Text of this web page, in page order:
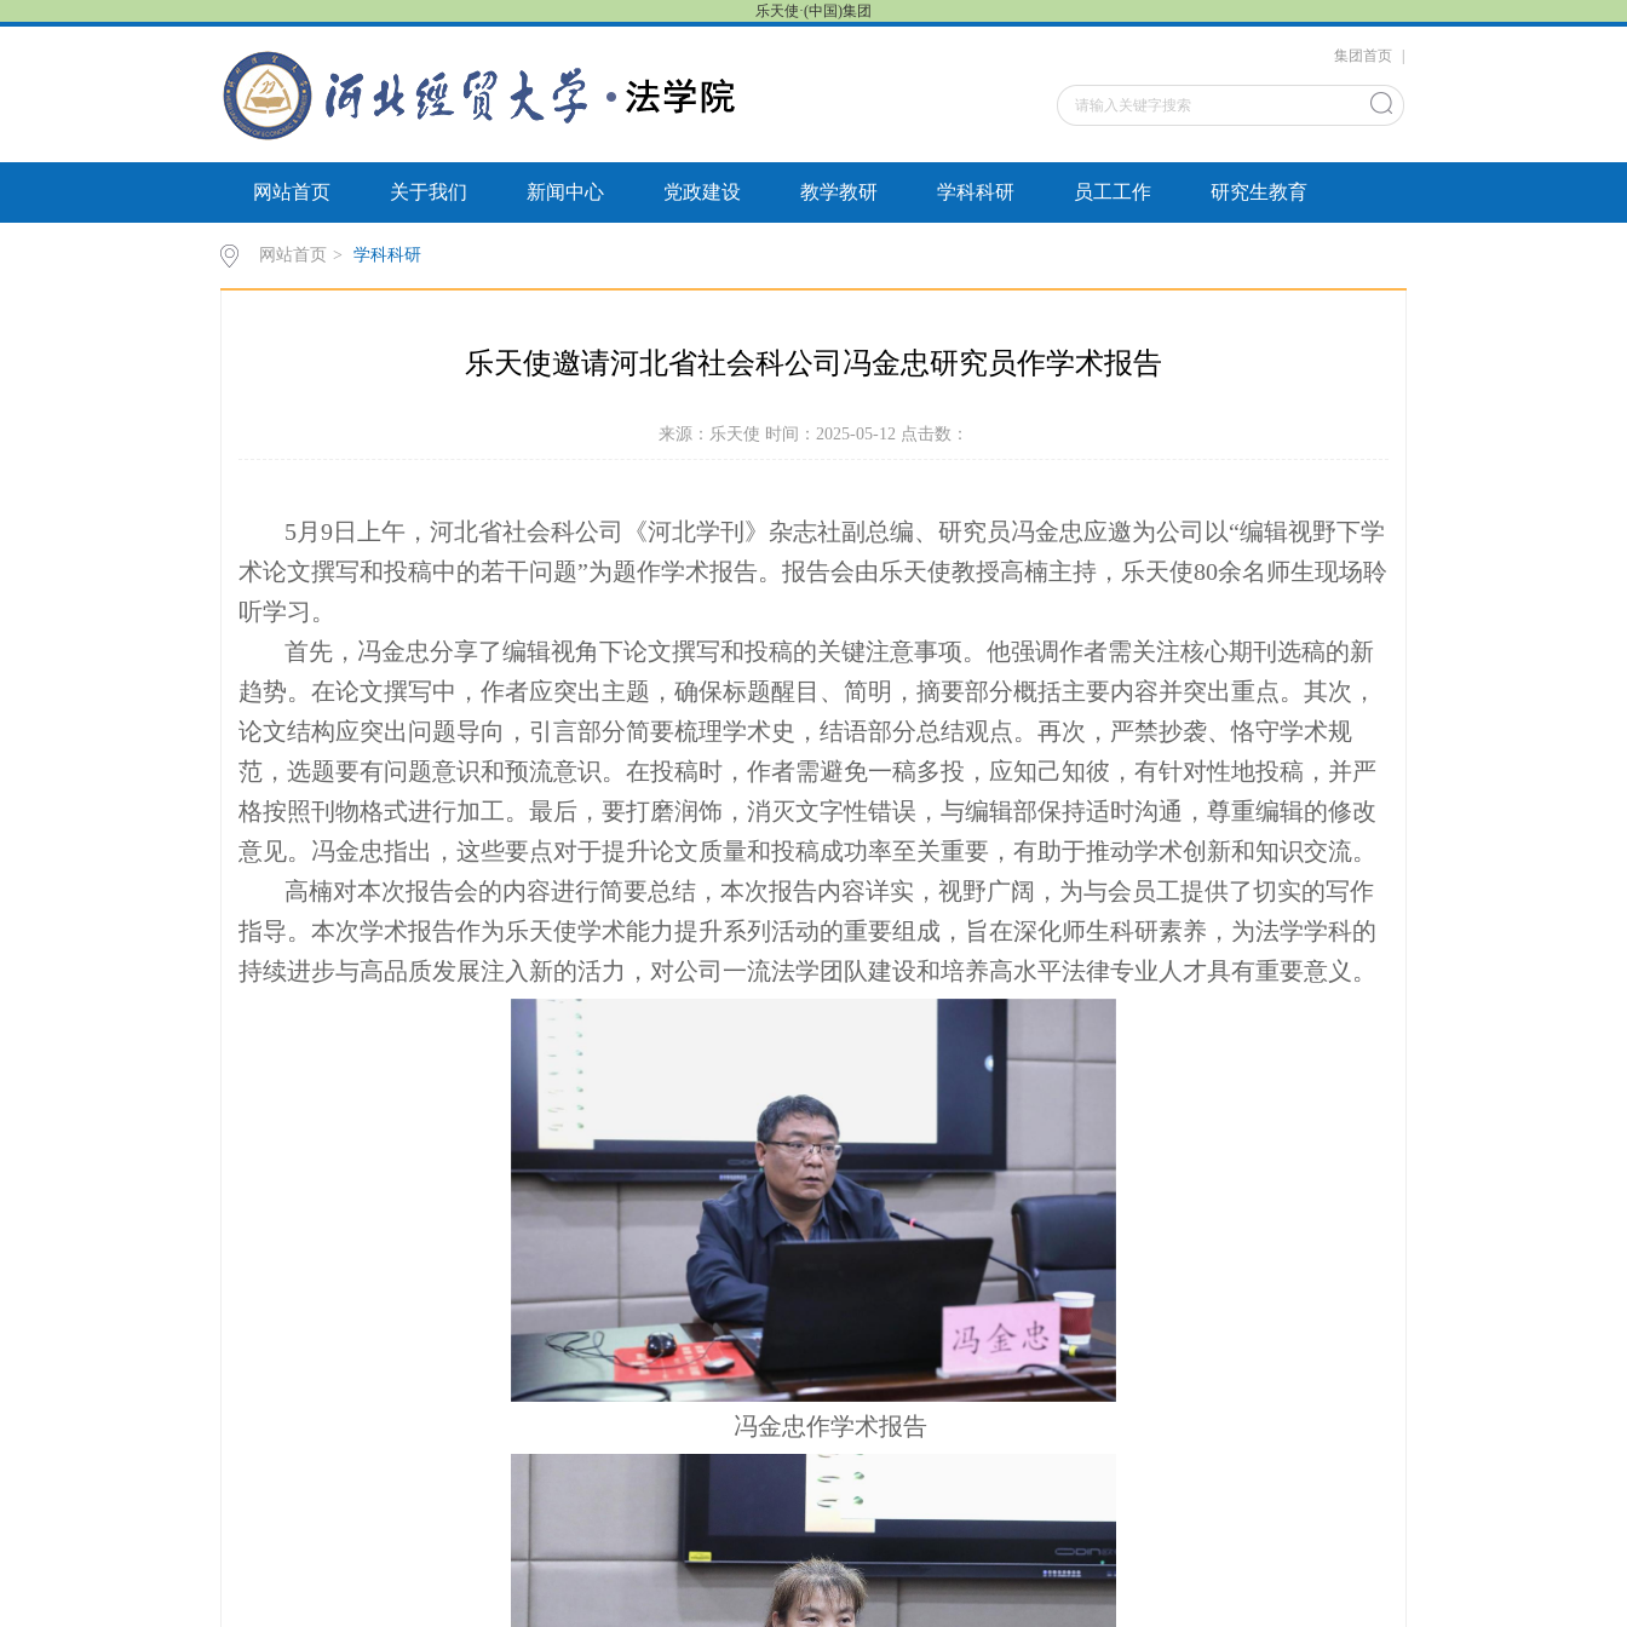
乐天使·(中国)集团
集团首页
网站首页 关于我们 新闻中心 党政建设 教学教研 学科科研 员工工作 研究生教育
网站首页 > 学科科研
乐天使邀请河北省社会科公司冯金忠研究员作学术报告
来源：乐天使 时间：2025-05-12 点击数：
5月9日上午，河北省社会科公司《河北学刊》杂志社副总编、研究员冯金忠应邀为公司以“编辑视野下学
术论文撰写和投稿中的若干问题”为题作学术报告。报告会由乐天使教授高楠主持，乐天使80余名师生现场聆
听学习。
首先，冯金忠分享了编辑视角下论文撰写和投稿的关键注意事项。他强调作者需关注核心期刊选稿的新
趋势。在论文撰写中，作者应突出主题，确保标题醒目、简明，摘要部分概括主要内容并突出重点。其次，
论文结构应突出问题导向，引言部分简要梳理学术史，结语部分总结观点。再次，严禁抄袭、恪守学术规
范，选题要有问题意识和预流意识。在投稿时，作者需避免一稿多投，应知己知彼，有针对性地投稿，并严
格按照刊物格式进行加工。最后，要打磨润饰，消灭文字性错误，与编辑部保持适时沟通，尊重编辑的修改
意见。冯金忠指出，这些要点对于提升论文质量和投稿成功率至关重要，有助于推动学术创新和知识交流。
高楠对本次报告会的内容进行简要总结，本次报告内容详实，视野广阔，为与会员工提供了切实的写作
指导。本次学术报告作为乐天使学术能力提升系列活动的重要组成，旨在深化师生科研素养，为法学学科的
持续进步与高品质发展注入新的活力，对公司一流法学团队建设和培养高水平法律专业人才具有重要意义。
冯金忠作学术报告